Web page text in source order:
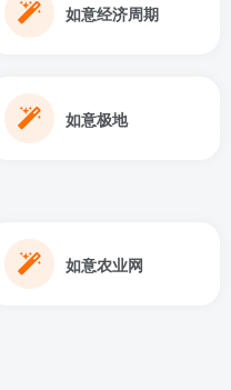
如意经济周期
如意极地
如意农业网